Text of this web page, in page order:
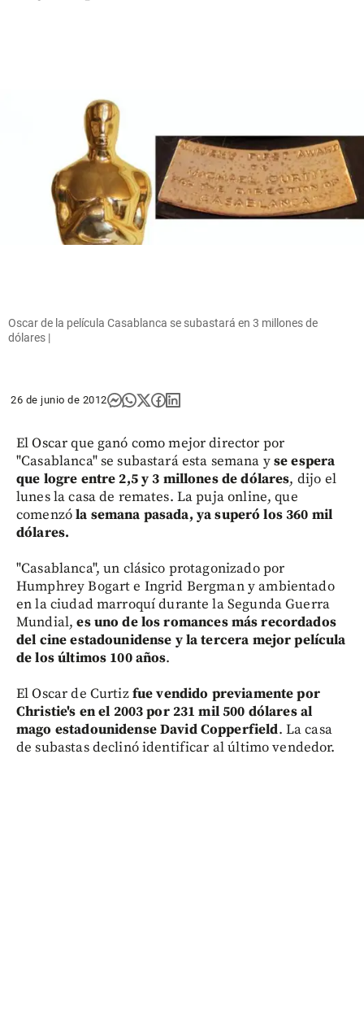
Oscar de la película Casablanca se subastará en 3 millones de
dólares |
26 de junio de 2012
El Oscar que ganó como mejor director por
"Casablanca" se subastará esta semana yse espera
que logre entre 2,5 y 3 millones de dólares, dijo el
lunes la casa de remates. La puja online, que
comenzóla semana pasada, ya superó los 360 mil
dólares.
"Casablanca", un clásico protagonizado por
Humphrey Bogart e Ingrid Bergman y ambientado
en la ciudad marroquí durante la Segunda Guerra
Mundial,es uno de los romances más recordados
del cine estadounidense y la tercera mejor película
de los últimos 100 años.
El Oscar de Curtizfue vendido previamente por
Christie's en el 2003 por 231 mil 500 dólares al
mago estadounidense David Copperfield. La casa
de subastas declinó identificar al último vendedor.